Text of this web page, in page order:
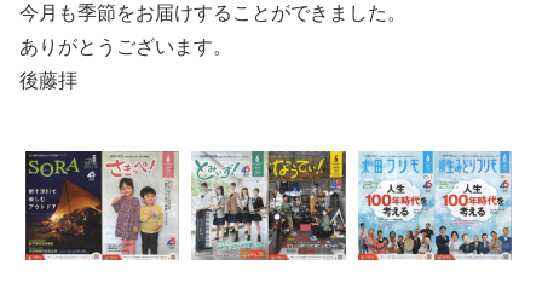
今月も季節をお届けすることができました。
ありがとうございます。
後藤拝